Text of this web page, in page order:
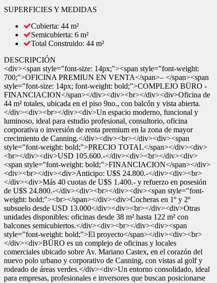
SUPERFICIES Y MEDIDAS
Cubierta: 44 m²
Semicubierta: 6 m²
Total Construido: 44 m²
DESCRIPCIÓN
<div><span style="font-size: 14px;"><span style="font-weight:
700;">OFICINA PREMIUN EN VENTA</span>– </span><span
style="font-size: 14px; font-weight: bold;">COMPLEJO BÜRO -
FINANCIACION</span></div><div><br></div><div>Oficina de
44 m² totales, ubicada en el piso 9no., con balcón y vista abierta.
</div><div><br></div><div>Un espacio moderno, funcional y
luminoso, ideal para estudio profesional, consultorio, oficina
corporativa o inversión de renta premium en la zona de mayor
crecimiento de Canning.</div><div><br></div><div><span
style="font-weight: bold;">PRECIO TOTAL</span></div><div>
<br></div><div>USD 105.600.-</div><div><br></div><div>
<span style="font-weight: bold;">FINANCIACION</span></div>
<div><br></div><div>Anticipo: U$S 24.800.-</div><div><br>
</div><div>Más 40 cuotas de U$S 1.400.- y refuerzo en posesión
de U$S 24.800.-</div><div><br></div><div><span style="font-
weight: bold;"><br></span></div><div>Cocheras en 1º y 2º
subsuelo desde USD 13.000</div><div><br></div><div>Otras
unidades disponibles: oficinas desde 38 m² hasta 122 m² con
balcones semicubiertos.</div><div><br></div><div><span
style="font-weight: bold;">El proyecto</span></div><div><br>
</div><div>BÜRO es un complejo de oficinas y locales
comerciales ubicado sobre Av. Mariano Castex, en el corazón del
nuevo polo urbano y corporativo de Canning, con vistas al golf y
rodeado de áreas verdes.</div><div>Un entorno consolidado, ideal
para empresas, profesionales e inversores que buscan posicionarse